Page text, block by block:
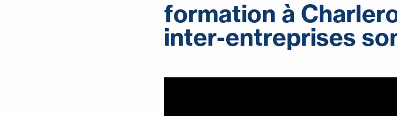
formation à
inter-entreprises